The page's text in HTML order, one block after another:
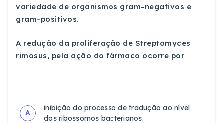
variedade de organismos gram-negativos e
gram-positivos.
A redução da proliferação de Streptomyces
rimosus, pela ação do fármaco ocorre por
A
inibição do processo de tradução ao nível
dos ribossomos bacterianos.